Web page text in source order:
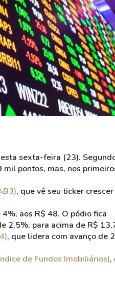
sexta-feira (23).
pontos, mas, nos
, que vê seu ticker crescer
aos R$ 48. O pódio fica
2,5%, para acima de R$
, que lidera com avanço de
de Fundos Imobiliários),